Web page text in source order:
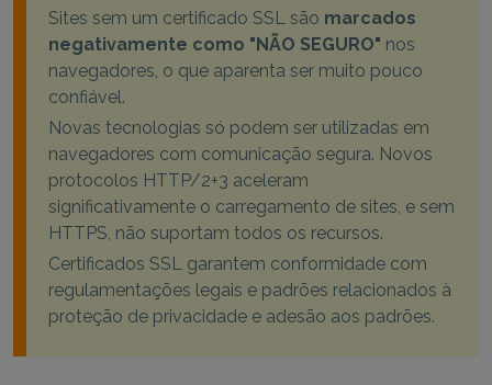
Sites sem um certificado SSL são marcados
negativamente como "NÃO SEGURO" nos
navegadores, o que aparenta ser muito pouco
confiável.
Novas tecnologias só podem ser utilizadas em
navegadores com comunicação segura. Novos
protocolos HTTP/2+3 aceleram
significativamente o carregamento de sites, e sem
HTTPS, não suportam todos os recursos.
Certificados SSL garantem conformidade com
regulamentações legais e padrões relacionados à
proteção de privacidade e adesão aos padrões.